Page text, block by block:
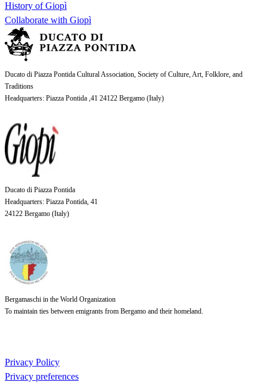
History of Giopì
Collaborate with Giopì
Ducato di Piazza Pontida Cultural Association, Society of Culture, Art, Folklore, and
Traditions
Headquarters: Piazza Pontida ,41 24122 Bergamo (Italy)
Ducato di Piazza Pontida
Headquarters: Piazza Pontida, 41
24122 Bergamo (Italy)
Bergamaschi in the World Organization
To maintain ties between emigrants from Bergamo and their homeland.
Privacy Policy
Privacy preferences